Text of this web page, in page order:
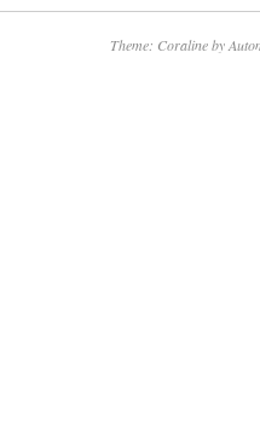
Theme: Coraline by